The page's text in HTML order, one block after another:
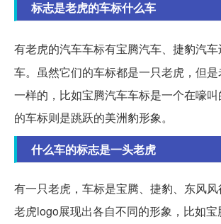
标志是老虎的车标什么车
有老虎的汽车车标有宝腾汽车、捷豹汽
车。虽然它们的车标都是一只老虎，但
一样的，比如宝腾汽车车标是一个在嚎
的车标则是跳跃的美洲豹形象。
什么车的标志是一头老虎
有一只老虎，车标是宝腾、捷豹、东风
老虎logo展现出各自不同的形象，比如